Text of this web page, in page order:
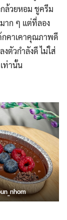
กล้วยหอม ชูครีม
าก ๆ แต่ที่ลอง
กคาเคาคุณภาพดี
ตัวกำลังดี ไม่ใส่
ท่านั้น